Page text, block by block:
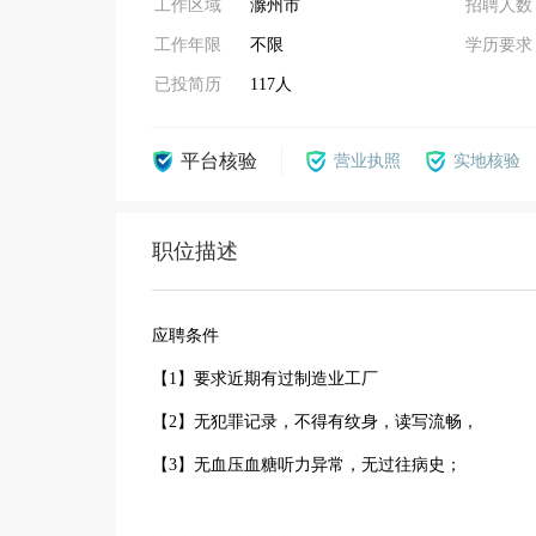
工作区域 滁州市
工作年限 不限
已投简历 117人
招聘人数
学历要求
平台核验 营业执照 实地核验
职位描述
应聘条件
【1】要求近期有过制造业工厂
【2】无犯罪记录，不得有纹身，读写流畅，
【3】无血压血糖听力异常，无过往病史；